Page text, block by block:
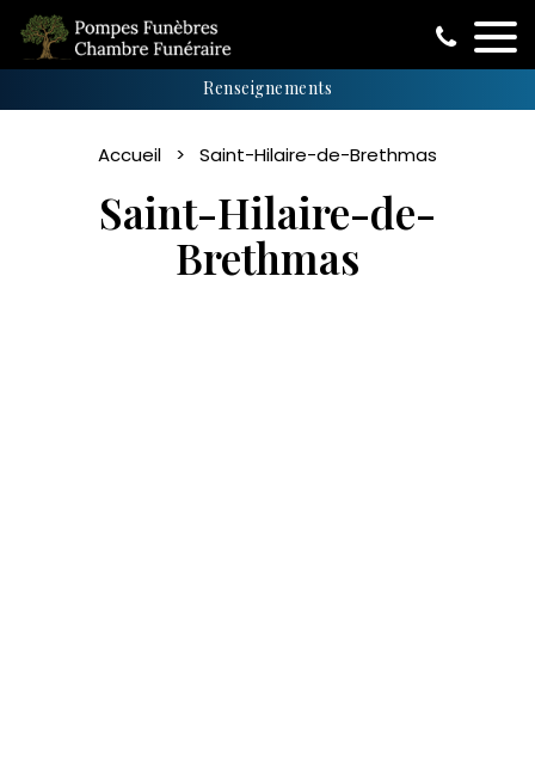
Renseignements
Accueil Saint-Hilaire-de-Brethmas
Saint-Hilaire-de-
Brethmas